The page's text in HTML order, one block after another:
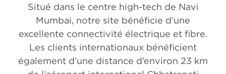
Situé dans le centre high-tech de Navi
Mumbai, notre site bénéficie d’une
excellente connectivité électrique et fibre.
Les clients internationaux bénéficient
également d’une distance d’environ 23 km